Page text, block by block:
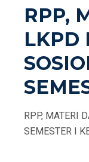
O
N
RPP,
LKPD
RPP, MATERI
SEMESTER I